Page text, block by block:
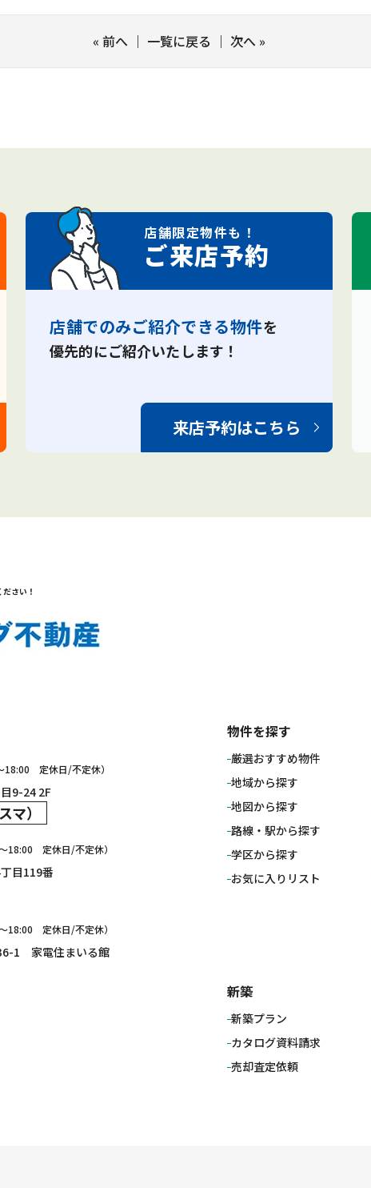
« 前へ ｜ 一覧に戻る ｜ 次へ »
店舗限定物件も！
ご来店予約
店舗でのみご紹介できる物件を
優先的にご紹介いたします！
来店予約はこちら
さい！
18:00 定休日/不定休）
9-24 2F
）
18:00 定休日/不定休）
目119番
18:00 定休日/不定休）
1 家電住まいる館
物件を探す
厳選おすすめ物件
地域から探す
地図から探す
路線・駅から探す
学区から探す
お気に入りリスト
新築
新築プラン
カタログ資料請求
売却査定依頼